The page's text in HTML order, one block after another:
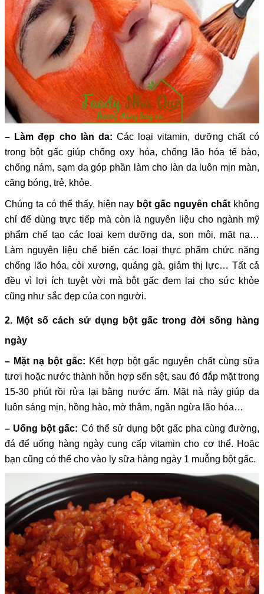
– Làm đẹp cho làn da: Các loại vitamin, dưỡng chất có
trong bột gấc giúp chống oxy hóa, chống lão hóa tế bào,
chống nám, sạm da góp phần làm cho làn da luôn mịn màn,
căng bóng, trẻ, khỏe.
Chúng ta có thể thấy, hiện nay bột gấc nguyên chất không
chỉ để dùng trực tiếp mà còn là nguyên liệu cho ngành mỹ
phẩm chế tạo các loại kem dưỡng da, son môi, mặt nạ…
Làm nguyên liệu chế biến các loại thực phẩm chức năng
chống lão hóa, còi xương, quáng gà, giảm thị lực… Tất cả
đều vì lợi ích tuyệt vời mà bột gấc đem lại cho sức khỏe
cũng như sắc đẹp của con người.
2. Một số cách sử dụng bột gấc trong đời sống hàng
ngày
– Mặt nạ bột gấc: Kết hợp bột gấc nguyên chất cùng sữa
tươi hoặc nước thành hỗn hợp sến sệt, sau đó đắp mặt trong
15-30 phút rồi rửa lại bằng nước ấm. Mặt nà này giúp da
luôn sáng mịn, hồng hào, mờ thâm, ngăn ngừa lão hóa…
– Uống bột gấc: Có thể sử dụng bột gấc pha cùng đường,
đá để uống hàng ngày cung cấp vitamin cho cơ thể. Hoặc
bạn cũng có thể cho vào ly sữa hàng ngày 1 muỗng bột gấc.